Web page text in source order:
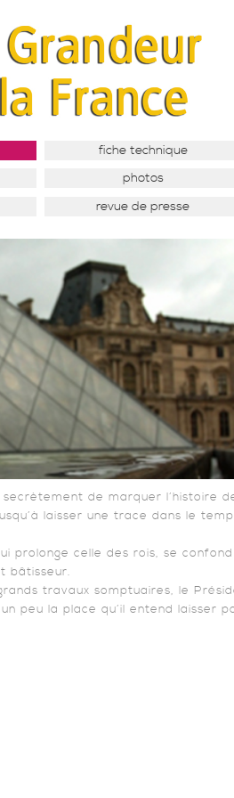
fiche technique
photos
revue de presse
de marquer l’histoire
laisser une trace dans le
prolonge celle des rois, se confond
bâtisseur.
travaux somptuaires, le
peu la place qu’il entend laisser